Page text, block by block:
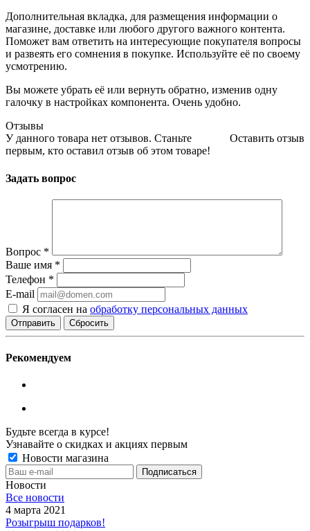
Дополнительная вкладка, для размещения информации о
магазине, доставке или любого другого важного контента.
Поможет вам ответить на интересующие покупателя вопросы
и развеять его сомнения в покупке. Используйте её по своему
усмотрению.
Вы можете убрать её или вернуть обратно, изменив одну
галочку в настройках компонента. Очень удобно.
Отзывы
Оставить отзыв
У данного товара нет отзывов. Станьте
первым, кто оставил отзыв об этом товаре!
Задать вопрос
Вопрос *
Ваше имя *
Телефон *
E-mail
Я согласен на обработку персональных данных
Сбросить
Рекомендуем
Будьте всегда в курсе!
Узнавайте о скидках и акциях первым
Новости магазина
Новости
Все новости
4 марта 2021
Розыгрыш подарков!